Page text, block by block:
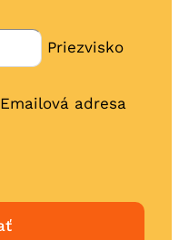
Priezvisko
Emailová adresa